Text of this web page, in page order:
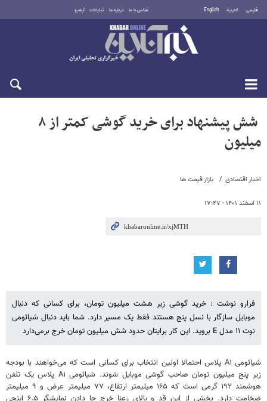
فارسی العربية English تماس با ما درباره ما تبلیغات آرشیو
جمعه ۱۶ مرداد ۱۴۰۵
اخبار اقتصادی بازار قیمت ها
۱۱ اسفند ۱۴۰۱ - ۱۷:۴۷
شش پیشنهاد برای خرید گوشی کمتر از ۸
میلیون
فرارو نوشت : خرید گوشی زیر هشت میلیون تومان، برای کسانی که دنبال
موبایل سازگار با نسل پنج هستند فقط یک مسیر دارد. شما باید دنبال شیائومی
نوت ۱۱ مدل E بروید. این کار برایتان حدود شش میلیون تومان خرج برمی‌دارد
شیائومی A۱ پلاس احتمالا اولین انتخاب برای کسانی است که می‌خواهند با بودجه
زیر پنج میلیون تومان صاحب گوشی موبایل شوند. شیائومی A۱ پلاس یک تلفن
هوشمند ۱۹۲ گرمی است که ۱۶۵ میلیمتر ارتفاع، ۷۷ میلیمتر عرض و ۹ میلیمتر
ضخامت دارد. بخشی از این قد و بالای رعنا خرج جا دادن نمایشگر ۶.۵ اینچی